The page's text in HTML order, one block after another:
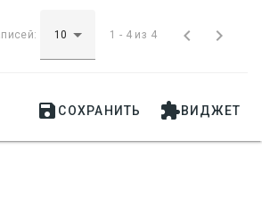
1 - 4 из 4  
 СОХРАНИТЬ ВИДЖЕТ